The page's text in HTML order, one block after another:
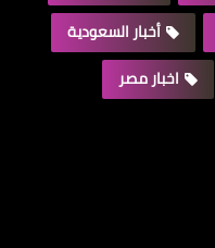
أخبار السعودية
اخبار مصر